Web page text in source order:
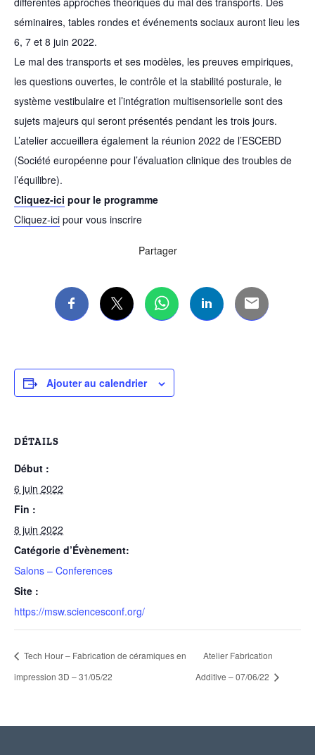
séminaires, tables rondes et événements sociaux auront lieu les
6, 7 et 8 juin 2022.
Le mal des transports et ses modèles, les preuves empiriques,
les questions ouvertes, le contrôle et la stabilité posturale, le
système vestibulaire et l’intégration multisensorielle sont des
sujets majeurs qui seront présentés pendant les trois jours.
L’atelier accueillera également la réunion 2022 de l’ESCEBD
(Société européenne pour l’évaluation clinique des troubles de
l’équilibre).
Cliquez-ici pour le programme
Cliquez-ici pour vous inscrire
Partager
Ajouter au calendrier
DÉTAILS
Début :
6 juin 2022
Fin :
8 juin 2022
Catégorie d’Évènement:
Salons – Conferences
Site :
https://msw.sciencesconf.org/
Tech Hour – Fabrication de céramiques en
impression 3D – 31/05/22
Atelier Fabrication
Additive – 07/06/22